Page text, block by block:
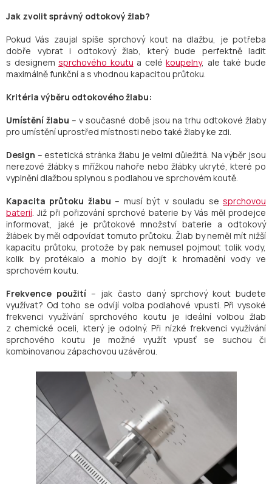
Jak zvolit správný odtokový žlab?
Pokud Vás zaujal spíše sprchový kout na dlažbu, je potřeba
dobře vybrat i odtokový žlab, který bude perfektně ladit
s designemsprchového koutu a celékoupelny, ale také bude
maximálně funkční a s vhodnou kapacitou průtoku.
Kritéria výběru odtokového žlabu:
Umístění žlabu– v současné době jsou na trhu odtokové žlaby
pro umístění uprostřed místnosti nebo také žlaby ke zdi.
Design – estetická stránka žlabu je velmi důležitá. Na výběr jsou
nerezové žlábky s mřížkou nahoře nebo žlábky ukryté, které po
vyplnění dlažbou splynou s podlahou ve sprchovém koutě.
Kapacita průtoku žlabu – musí být v souladu sesprchovou
baterií. Již při pořizování sprchové baterie by Vás měl prodejce
informovat, jaké je průtokové množství baterie a odtokový
žlábek by měl odpovídat tomuto průtoku. Žlab by neměl mít nižší
kapacitu průtoku, protože by pak nemusel pojmout tolik vody,
kolik by protékalo a mohlo by dojít k hromadění vody ve
sprchovém koutu.
Frekvence použití – jak často daný sprchový kout budete
využívat? Od toho se odvíjí volba podlahové vpusti. Při vysoké
frekvenci využívání sprchového koutu je ideální volbou žlab
z chemické oceli, který je odolný. Při nízké frekvenci využívání
sprchového koutu je možné využít vpusť se suchou či
kombinovanou zápachovou uzávěrou.